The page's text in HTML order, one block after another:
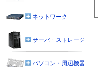
ネットワーク
サーバ・ストレージ
パソコン・周辺機器